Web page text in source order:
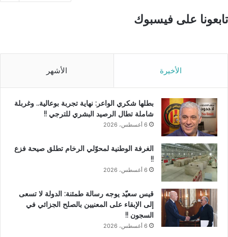
تابعونا على فيسبوك
الأخيرة الأشهر
بطلها شكري الواعر: نهاية تجربة بوعالية.. وغربلة
شاملة تطال الرصيد البشري للترجي !!
6 أغسطس، 2026
الغرفة الوطنية لمحوّلي الرخام تطلق صيحة فزع
!!
6 أغسطس، 2026
قيس سعيّد يوجه رسالة طمئنة: الدولة لا تسعى
إلى الإبقاء على المعنيين بالصلح الجزائي في
السجون !!
6 أغسطس، 2026